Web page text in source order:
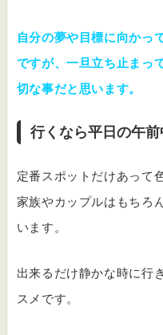
自分の夢や目標に向かっ
ですが、一旦立ち止まっ
切な事だと思います。
行くなら平日の午
定番スポットだけあって
家族やカップルはもちろ
います。
出来るだけ静かな時に行
スメです。